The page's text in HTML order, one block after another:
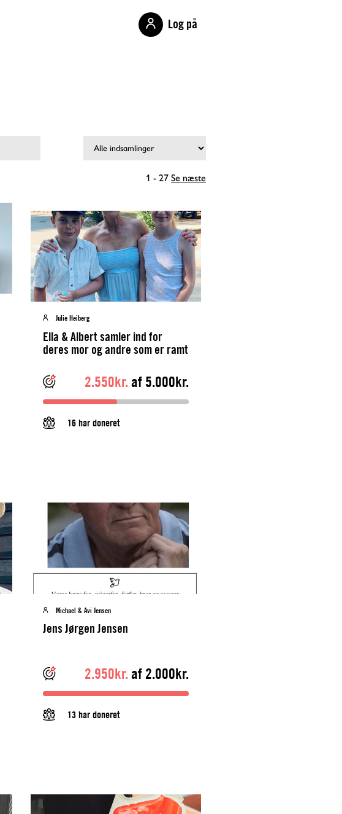
Log på
1 - 27 Se næste
Julie Heiberg
Ella & Albert samler ind for
deres mor og andre som er ramt
2.550kr. af 5.000kr.
16 har doneret
Michael & Avi Jensen
Jens Jørgen Jensen
2.950kr. af 2.000kr.
13 har doneret